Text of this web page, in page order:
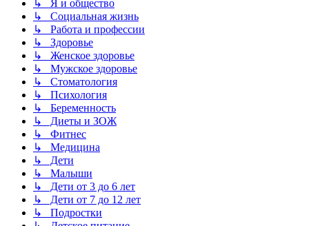
↳ Я и общество
↳ Социальная жизнь
↳ Работа и профессии
↳ Здоровье
↳ Женское здоровье
↳ Мужское здоровье
↳ Стоматология
↳ Психология
↳ Беременность
↳ Диеты и ЗОЖ
↳ Фитнес
↳ Медицина
↳ Дети
↳ Малыши
↳ Дети от 3 до 6 лет
↳ Дети от 7 до 12 лет
↳ Подростки